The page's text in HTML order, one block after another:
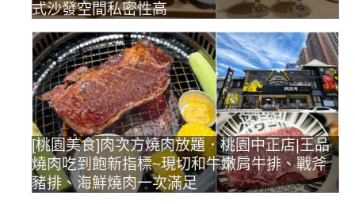
式沙發空間私密性高
[桃園美食]肉次方燒肉放題．桃園中正店|王品
燒肉吃到飽新指標~現切和牛嫩肩牛排、戰斧
豬排、海鮮燒肉一次滿足